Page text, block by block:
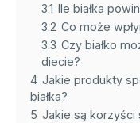
3.1 Ile białka
3.2 Co może
3.3 Czy białko
diecie?
4 Jakie produkty
białka?
5 Jakie są korzyści